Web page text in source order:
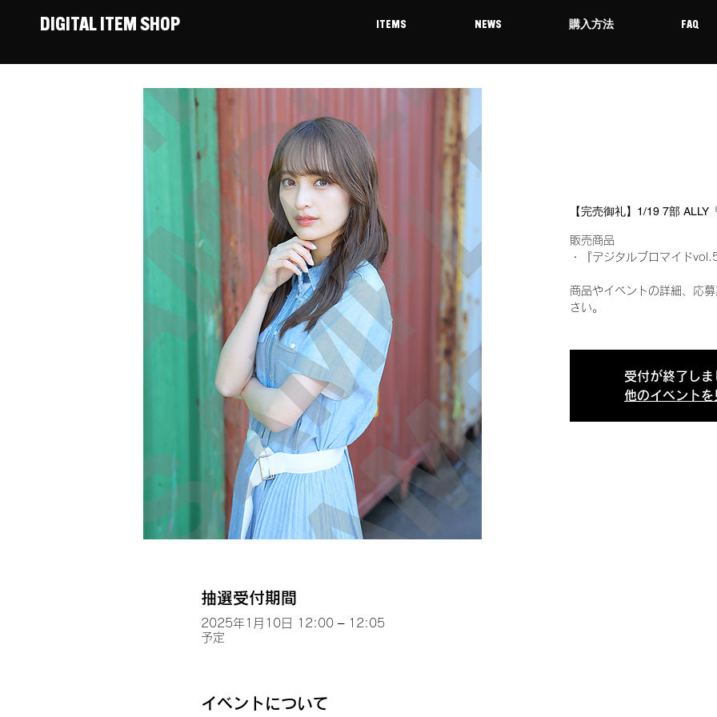
DIGITAL ITEM SHOP ITEMS NEWS 購入方法 FAQ
【完売御礼】1/19 7部
販売商品
・『デジタルブロマイド
商品やイベントの詳細、応
さい。
受付が終了しま
他のイベントを
抽選受付期間
2025年1月10日 12:00 – 12:05
予定
イベントについて